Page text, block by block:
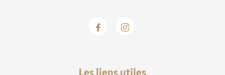
Les liens utiles